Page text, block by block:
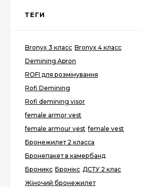
ТЕГИ
Bronyx 3 класс Bronyx 4 класс
Demining Apron
ROFI для розмінування
Rofi Demining
Rofi demining visor
female armor vest
female armour vest female vest
Бронежилет 2 класса
Бронепакет в камербанд
Броникс Бронікс ДСТУ 2 клас
Жіночий бронежилет